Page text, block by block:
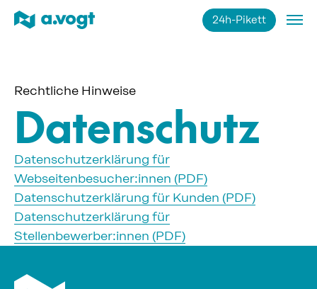
24h-Pikett
Impressum Datenschutz
Rechtliche Hinweise
Datenschutz
Datenschutzerklärung für
Webseitenbesucher:innen (PDF)
Datenschutzerklärung für Kunden (PDF)
Datenschutzerklärung für
Stellenbewerber:innen (PDF)